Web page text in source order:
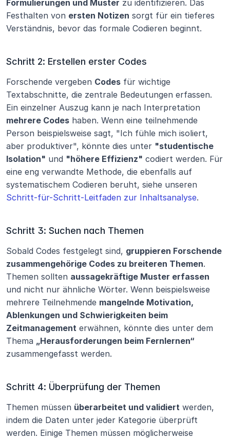
Formulierungen und Muster zu identifizieren. Das
Festhalten von ersten Notizen sorgt für ein tieferes
Verständnis, bevor das formale Codieren beginnt.
Schritt 2: Erstellen erster Codes
Forschende vergeben Codes für wichtige
Textabschnitte, die zentrale Bedeutungen erfassen.
mehrere Codes haben. Wenn eine teilnehmende
Person beispielsweise sagt, "Ich fühle mich isoliert,
aber produktiver", könnte dies unter "studentische
Isolation" und "höhere Effizienz" codiert werden. Für
eine eng verwandte Methode, die ebenfalls auf
Schritt-für-Schritt-Leitfaden zur Inhaltsanalyse.
Schritt 3: Suchen nach Themen
Sobald Codes festgelegt sind, gruppieren Forschende
zusammengehörige Codes zu breiteren Themen.
Themen sollten aussagekräftige Muster erfassen
und nicht nur ähnliche Wörter. Wenn beispielsweise
mehrere Teilnehmende mangelnde Motivation,
Ablenkungen und Schwierigkeiten beim
Zeitmanagement erwähnen, könnte dies unter dem
Thema „Herausforderungen beim Fernlernen“
zusammengefasst werden.
Schritt 4: Überprüfung der Themen
Themen müssen überarbeitet und validiert werden,
indem die Daten unter jeder Kategorie überprüft